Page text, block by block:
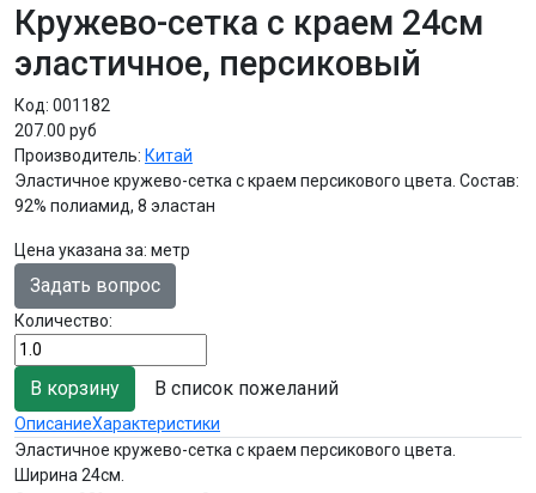
Кружево-сетка с краем 24см
эластичное, персиковый
Код: 001182
207.00 руб
Производитель: Китай
Эластичное кружево-сетка с краем персикового цвета. Состав:
92% полиамид, 8 эластан
Цена указана за: метр
Задать вопрос
Количество:
В список пожеланий
ОписаниеХарактеристики
Эластичное кружево-сетка с краем персикового цвета.
Ширина 24см.